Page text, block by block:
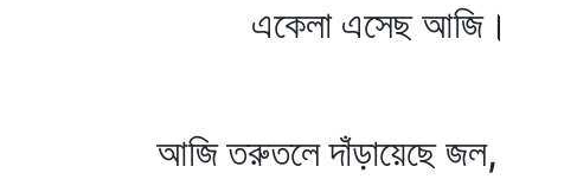
একেলা এসেছ আজি।
আজি তরুতলে দাঁড়ায়েছে জল,